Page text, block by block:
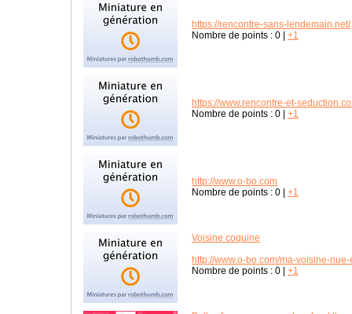
https://rencontre-sans-lendemain.net/
Nombre de points : 0 +1
https://www.rencontre-et-
Nombre de points : 0 +1
http://www.o-bo.com
Nombre de points : 0 +1
Voisine coquine
http://www.o-bo.com/ma-voisine-
Nombre de points : 0 +1